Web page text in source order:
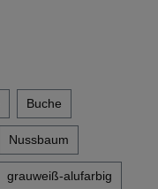
Buche
Nussbaum
grauweiß-alufarbig